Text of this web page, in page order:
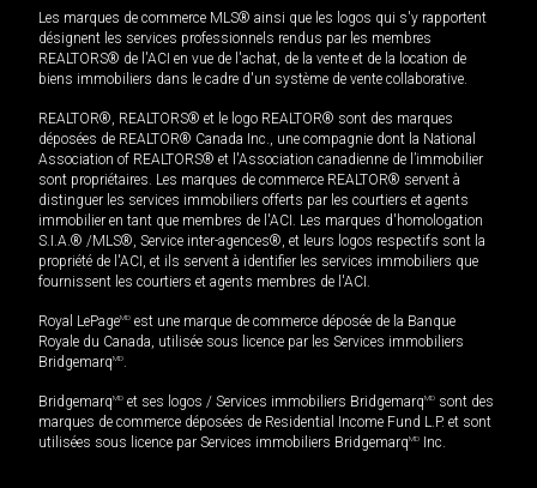
Les marques de commerce MLS® ainsi que les logos qui s'y rapportent
désignent les services professionnels rendus par les membres
REALTORS® de l'ACI en vue de l'achat, de la vente et de la location de
biens immobiliers dans le cadre d'un système de vente collaborative.
REALTOR®, REALTORS® et le logo REALTOR® sont des marques
déposées de REALTOR® Canada Inc., une compagnie dont la National
Association of REALTORS® et l'Association canadienne de l’immobilier
sont propriétaires. Les marques de commerce REALTOR® servent à
distinguer les services immobiliers offerts par les courtiers et agents
immobilier en tant que membres de l'ACI. Les marques d'homologation
S.I.A.® /MLS®, Service inter-agences®, et leurs logos respectifs sont la
propriété de l'ACI, et ils servent à identifier les services immobiliers que
fournissent les courtiers et agents membres de l'ACI.
Royal LePageMD est une marque de commerce déposée de la Banque
Royale du Canada, utilisée sous licence par les Services immobiliers
BridgemarqMD.
BridgemarqMD et ses logos / Services immobiliers BridgemarqMD sont des
marques de commerce déposées de Residential Income Fund L.P. et sont
utilisées sous licence par Services immobiliers BridgemarqMD Inc.